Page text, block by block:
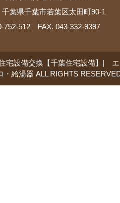
千葉県千葉市若葉区太田町90-1
752-512 FAX. 043-332-9397
宅設備交換【千葉住宅設備】|
・給湯器 ALL RIGHTS